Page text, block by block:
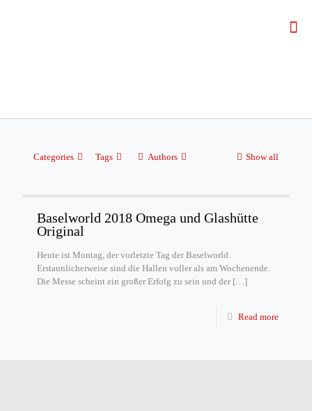
Categories Tags Authors Show all
Baselworld 2018 Omega und Glashütte
Original
Heute ist Montag, der vorletzte Tag der Baselworld.
Erstaunlicherweise sind die Hallen voller als am Wochenende.
Die Messe scheint ein großer Erfolg zu sein und der[…]
Read more